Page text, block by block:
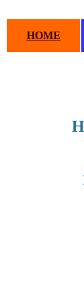
HOME